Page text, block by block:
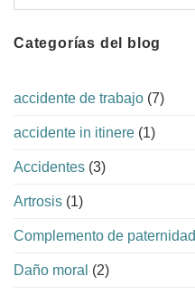
Categorías del blog
accidente de trabajo (7)
accidente in itinere (1)
Accidentes (3)
Artrosis (1)
Complemento de paternidad
Daño moral (2)